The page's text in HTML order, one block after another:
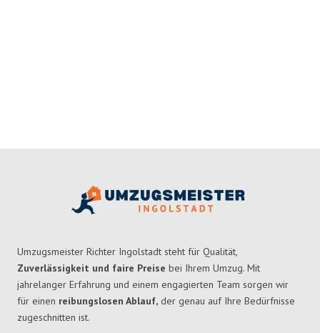
Umzugsmeister Richter Ingolstadt steht für Qualität,
Zuverlässigkeit und faire Preise bei Ihrem Umzug. Mit
jahrelanger Erfahrung und einem engagierten Team sorgen wir
für einen reibungslosen Ablauf, der genau auf Ihre Bedürfnisse
zugeschnitten ist.